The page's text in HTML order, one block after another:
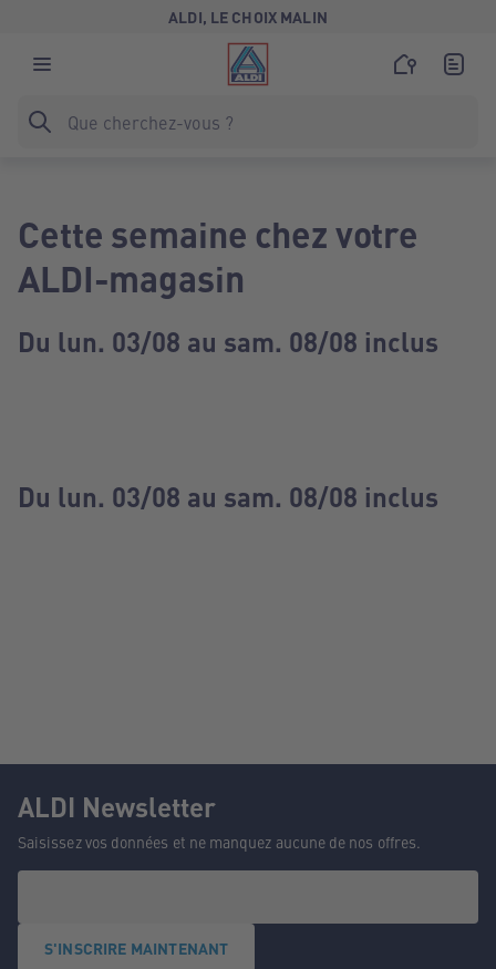
ALDI, LE CHOIX MALIN
Cette semaine chez votre
ALDI-magasin
Du lun. 03/08 au sam. 08/08 inclus
Du lun. 03/08 au sam. 08/08 inclus
ALDI Newsletter
Saisissez vos données et ne manquez aucune de nos offres.
S'INSCRIRE MAINTENANT